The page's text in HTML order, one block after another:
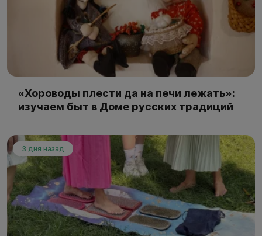
«Хороводы плести да на печи лежать»:
изучаем быт в Доме русских традиций
3 дня назад